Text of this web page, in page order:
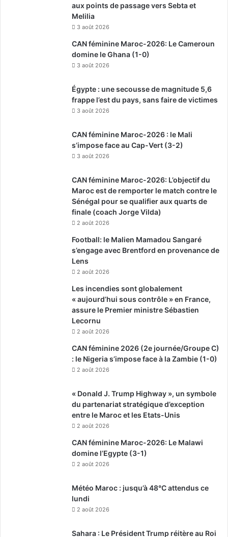
aux points de passage vers Sebta et
Melilia
3 août 2026
CAN féminine Maroc-2026: Le Cameroun
domine le Ghana (1-0)
3 août 2026
Égypte : une secousse de magnitude 5,6
frappe l’est du pays, sans faire de victimes
3 août 2026
CAN féminine Maroc-2026 : le Mali
s’impose face au Cap-Vert (3-2)
3 août 2026
CAN féminine Maroc-2026: L’objectif du
Maroc est de remporter le match contre le
Sénégal pour se qualifier aux quarts de
finale (coach Jorge Vilda)
2 août 2026
Football: le Malien Mamadou Sangaré
s’engage avec Brentford en provenance de
Lens
2 août 2026
Les incendies sont globalement
« aujourd’hui sous contrôle » en France,
assure le Premier ministre Sébastien
Lecornu
2 août 2026
CAN féminine 2026 (2e journée/Groupe C)
: le Nigeria s’impose face à la Zambie (1-0)
2 août 2026
« Donald J. Trump Highway », un symbole
du partenariat stratégique d’exception
entre le Maroc et les Etats-Unis
2 août 2026
CAN féminine Maroc-2026: Le Malawi
domine l’Egypte (3-1)
2 août 2026
Météo Maroc : jusqu’à 48°C attendus ce
lundi
2 août 2026
Sahara : Le Président Trump réitère au Roi